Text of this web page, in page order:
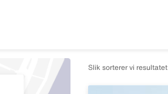
Slik sorterer vi resultatet